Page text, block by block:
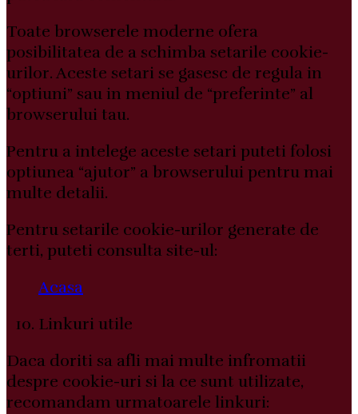
Toate browserele moderne ofera
posibilitatea de a schimba setarile cookie-
urilor. Aceste setari se gasesc de regula in
“optiuni” sau in meniul de “preferinte” al
browserului tau.
Pentru a intelege aceste setari puteti folosi
optiunea “ajutor” a browserului pentru mai
multe detalii.
Pentru setarile cookie-urilor generate de
terti, puteti consulta site-ul:
Acasa
Linkuri utile
Daca doriti sa afli mai multe infromatii
despre cookie-uri si la ce sunt utilizate,
recomandam urmatoarele linkuri: